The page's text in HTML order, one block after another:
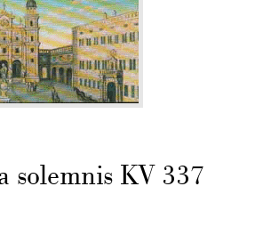
solemnis KV 337